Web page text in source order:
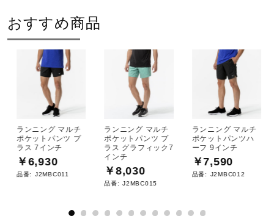
おすすめ商品
ランニング マルチ
ポケットパンツ プ
ラス 7インチ
￥6,930
品番: J2MBC011
ランニング マルチ
ポケットパンツ プ
ラス グラフィック7
インチ
￥8,030
品番: J2MBC015
ランニング マルチ
ポケットパンツハ
ーフ 9インチ
￥7,590
品番: J2MBC012